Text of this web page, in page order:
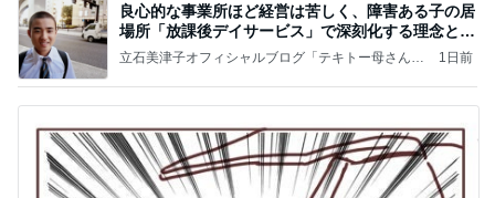
良心的な事業所ほど経営は苦しく、障害ある子の居
場所「放課後デイサービス」で深刻化する理念と現
実の
立石美津子オフィシャルブログ「テキトー母さんの
1日前